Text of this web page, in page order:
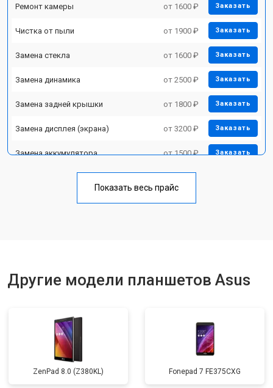
Ремонт камеры от 1600 ₽ Заказать
Чистка от пыли от 1900 ₽ Заказать
Замена стекла от 1600 ₽ Заказать
Замена динамика от 2500 ₽ Заказать
Замена задней крышки от 1800 ₽ Заказать
Замена дисплея (экрана) от 3200 ₽ Заказать
Замена аккумулятора от 1500 ₽ Заказать
Замена материнской платы от 3200 ₽
Показать весь прайс
Другие модели планшетов Asus
ZenPad 8.0 (Z380KL) Fonepad 7 FE375CXG